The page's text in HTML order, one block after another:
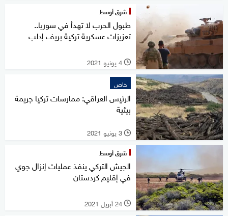
شرق أوسط
طبول الحرب لا تهدأ في سوريا..
تعزيزات عسكرية تركية بريف إدلب
l 4 يونيو 2021
خاص
الرئيس العراقي: ممارسات تركيا جريمة
بيئية
l 3 يونيو 2021
شرق أوسط
الجيش التركي ينفذ عمليات إنزال جوي
في إقليم كردستان
l 24 أبريل 2021